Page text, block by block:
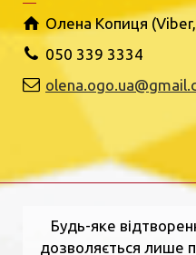
Олена Копиця
050 339 3334
Будь-яке
дозволяється лише